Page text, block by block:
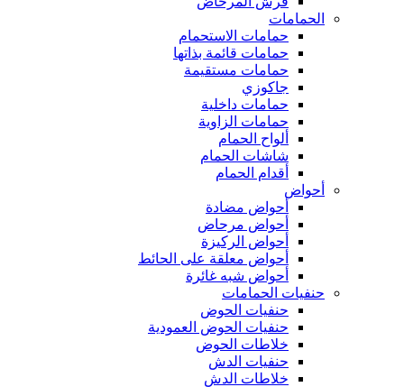
الحمامات
حمامات الاستحمام
حمامات قائمة بذاتها
حمامات مستقيمة
جاكوزي
حمامات داخلية
حمامات الزاوية
ألواح الحمام
شاشات الحمام
أقدام الحمام
أحواض
أحواض مضادة
أحواض مرحاض
أحواض الركيزة
أحواض معلقة على الحائط
أحواض شبه غائرة
حنفيات الحمامات
حنفيات الحوض
حنفيات الحوض العمودية
خلاطات الحوض
حنفيات الدش
خلاطات الدش